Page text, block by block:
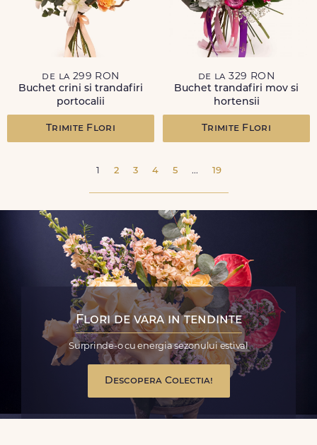
de la 299 RON
Buchet crini si trandafiri
portocalii
Trimite Flori
de la 329 RON
Buchet trandafiri mov si
hortensii
Trimite Flori
1 2 3 4 5 ... 19
Flori de vara in tendinte
Surprinde-o cu energia sezonului estival
Descopera Colectia!